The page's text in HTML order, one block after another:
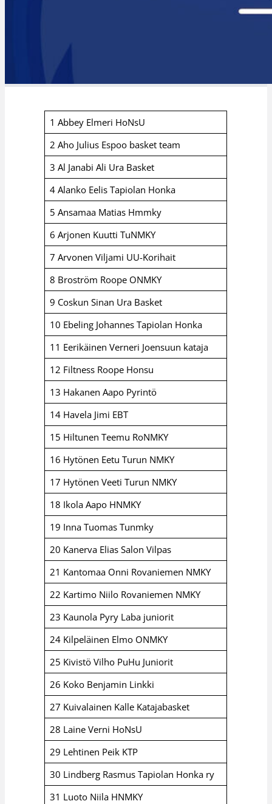
1 Abbey Elmeri HoNsU
2 Aho Julius Espoo basket team
3 Al Janabi Ali Ura Basket
4 Alanko Eelis Tapiolan Honka
5 Ansamaa Matias Hmmky
6 Arjonen Kuutti TuNMKY
7 Arvonen Viljami UU-Korihait
8 Broström Roope ONMKY
9 Coskun Sinan Ura Basket
10 Ebeling Johannes Tapiolan Honka
11 Eerikäinen Verneri Joensuun kataja
12 Filtness Roope Honsu
13 Hakanen Aapo Pyrintö
14 Havela Jimi EBT
15 Hiltunen Teemu RoNMKY
16 Hytönen Eetu Turun NMKY
17 Hytönen Veeti Turun NMKY
18 Ikola Aapo HNMKY
19 Inna Tuomas Tunmky
20 Kanerva Elias Salon Vilpas
21 Kantomaa Onni Rovaniemen NMKY
22 Kartimo Niilo Rovaniemen NMKY
23 Kaunola Pyry Laba juniorit
24 Kilpeläinen Elmo ONMKY
25 Kivistö Vilho PuHu Juniorit
26 Koko Benjamin Linkki
27 Kuivalainen Kalle Katajabasket
28 Laine Verni HoNsU
29 Lehtinen Peik KTP
30 Lindberg Rasmus Tapiolan Honka ry
31 Luoto Niila HNMKY